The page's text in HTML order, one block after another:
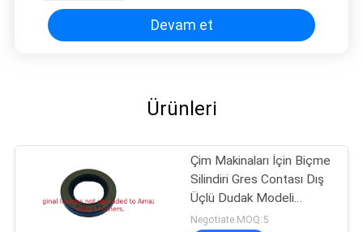
Devam et
Ürünleri
Çim Makinaları İçin Biçme
Silindiri Gres Contası Dış
Üçlü Dudak Modeli
G3004882
Negotiate MOQ:5